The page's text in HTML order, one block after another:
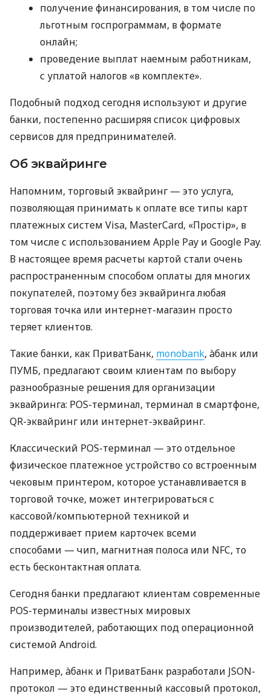
получение финансирования, в том числе по
льготным госпрограммам, в формате
онлайн;
проведение выплат наемным работникам,
с уплатой налогов «в комплекте».
Подобный подход сегодня используют и другие
банки, постепенно расширяя список цифровых
сервисов для предпринимателей.
Об эквайринге
Напомним, торговый эквайринг — это услуга,
позволяющая принимать к оплате все типы карт
платежных систем Visa, MasterCard, «Простір», в
том числе с использованием Apple Pay и Google Pay.
В настоящее время расчеты картой стали очень
распространенным способом оплаты для многих
покупателей, поэтому без эквайринга любая
торговая точка или интернет-магазин просто
теряет клиентов.
Такие банки, как ПриватБанк, monobank, àбанк или
ПУМБ, предлагают своим клиентам по выбору
разнообразные решения для организации
эквайринга: POS-терминал, терминал в смартфоне,
QR-эквайринг или интернет-эквайринг.
Классический POS-терминал — это отдельное
физическое платежное устройство со встроенным
чековым принтером, которое устанавливается в
торговой точке, может интегрироваться с
кассовой/компьютерной техникой и
поддерживает прием карточек всеми
способами — чип, магнитная полоса или NFC, то
есть бесконтактная оплата.
Сегодня банки предлагают клиентам современные
POS-терминалы известных мировых
производителей, работающих под операционной
системой Android.
Например, àбанк и ПриватБанк разработали JSON-
протокол — это единственный кассовый протокол,